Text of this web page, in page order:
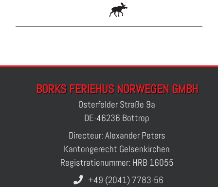
BORKS FERIEHUS NORWEGEN GMBH
Osterfelder Straße 9a
DE-46236 Bottrop
Directeur: Alexander Peters
Kantongerecht Gelsenkirchen
Registratienummer: HRB 16055
+49 (2041) 7783-56